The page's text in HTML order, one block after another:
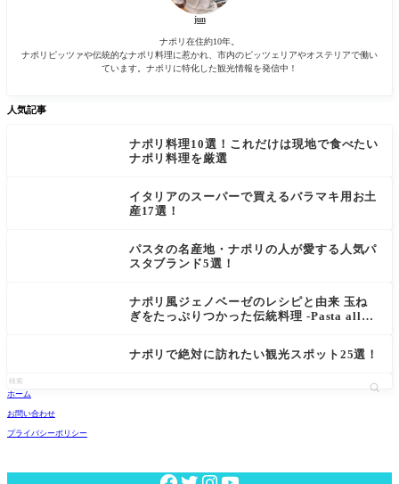
jun
ナポリ在住約10年。
ナポリピッツァや伝統的なナポリ料理に惹かれ、市内のピッツェリアやオステリアで働い
ています。ナポリに特化した観光情報を発信中！
人気記事
ナポリ料理10選！これだけは現地で食べたい
ナポリ料理を厳選
イタリアのスーパーで買えるバラマキ用お土
産17選！
パスタの名産地・ナポリの人が愛する人気パ
スタブランド5選！
ナポリ風ジェノベーゼのレシピと由来 玉ね
ぎをたっぷりつかった伝統料理 -Pasta alla
ナポリで絶対に訪れたい観光スポット25選！
ホーム
お問い合わせ
プライバシーポリシー